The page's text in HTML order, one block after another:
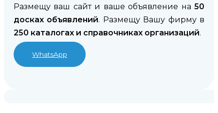
Размещу ваш сайт и ваше объявление на 50
досках объявлений. Размещу Вашу фирму в
250 каталогах и справочниках организаций.
WhatsApp